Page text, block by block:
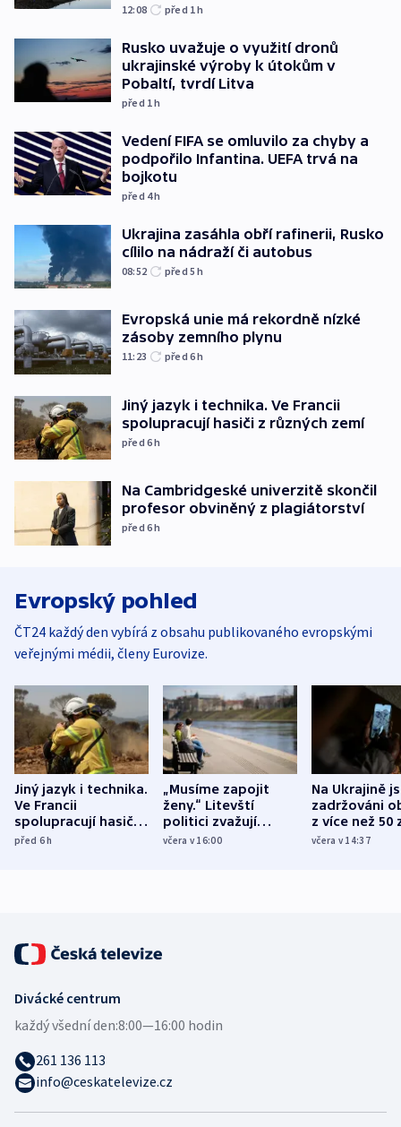
12:08 před 1h
Rusko uvažuje o využití dronů
ukrajinské výroby k útokům v
Pobaltí, tvrdí Litva
před 1h
Vedení FIFA se omluvilo za chyby a
podpořilo Infantina. UEFA trvá na
bojkotu
před 4h
Ukrajina zasáhla obří rafinerii, Rusko
cílilo na nádraží či autobus
08:52 před 5h
Evropská unie má rekordně nízké
zásoby zemního plynu
11:23 před 6h
Jiný jazyk i technika. Ve Francii
spolupracují hasiči z různých zemí
před 6h
Na Cambridgeské univerzitě skončil
profesor obviněný z plagiátorství
před 6h
Evropský pohled
ČT24 každý den vybírá z obsahu publikovaného evropskými
veřejnými médii, členy Eurovize.
Jiný jazyk i technika.
Ve Francii
spolupracují hasiči z
různých zemí
před 6h
„Musíme zapojit
ženy.“ Litevští
politici zvažují
dohodu o
včera v 16:00
Na Ukrajině
zadržováni
z více než 50
Bojovali na
včera v 14:37
Divácké centrum
každý všední den:8:00—16:00 hodin
261 136 113
info@ceskatelevize.cz